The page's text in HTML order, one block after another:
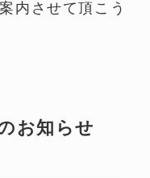
内させて頂こう
お知らせ